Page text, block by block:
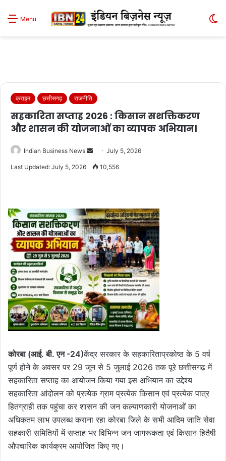
Menu
क्राइम छत्तीसगढ़ राजनीति
सहकारिता सप्ताह 2026 : किसान सशक्तिकरण
और शासन की योजनाओं का व्यापक अभियान।
Indian Business News
Send
an
July 5, 2026
Last Updated: July 5, 2026 10,556
कोरबा (आई. बी. एन -24)केंद्र सरकार के सहकारिताप्रकोष्ठ के 5 वर्ष
पूर्ण होने के अवसर पर 29 जून से 5 जुलाई 2026 तक पूरे छत्तीसगढ़ में
सहकारिता सप्ताह का आयोजन किया गया इस अभियान का उद्देश्य
सहकारिता आंदोलन को प्रत्येक ग्राम प्रत्येक किसान एवं प्रत्येक पात्र
हितग्राही तक पहुंचा कर शासन की जन कल्याणकारी योजनाओं का
अधिकतम लाभ उपलब्ध कराना रहा कोरबा जिले के सभी आदिम जाति सेवा
सहकारी समितियों में सप्ताह भर विभिन्न जन जागरूकता एवं किसान हितैषी
औपचारिक कार्यक्रम आयोजित किए गए।